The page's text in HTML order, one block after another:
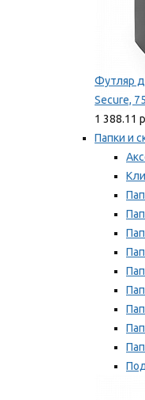
Футляр
Secure,
1 388.11
Папки и